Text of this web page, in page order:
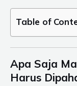
Table of
Apa Saja
Harus